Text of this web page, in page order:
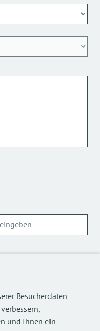
Besucherdaten
und Ihnen ein
Daten